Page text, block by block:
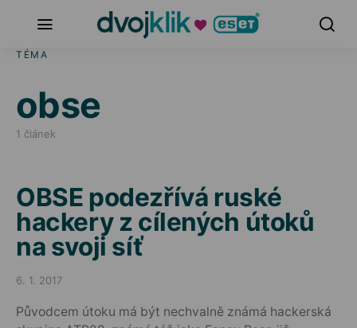
TÉMA
obse
1 článek
OBSE podezřívá ruské
hackery z cílených útoků
na svoji síť
Posted on
6. 1. 2017
Původcem útoku má být nechvalně známá hackerská